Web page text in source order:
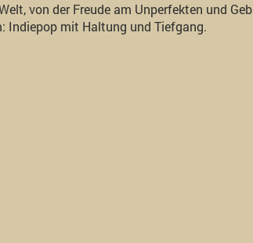
von der Freude am Unperfekten und
Indiepop mit Haltung und Tiefgang.